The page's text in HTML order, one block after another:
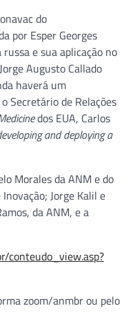
do
por Esper Georges
russa e sua aplicação no
Augusto Callado
haverá um
Secretário de Relações
dos EUA, Carlos
and deploying a
Morales da ANM e do
Jorge Kalil e
da ANM, e a
conteudo_view.asp?
zoom/anmbr ou pelo